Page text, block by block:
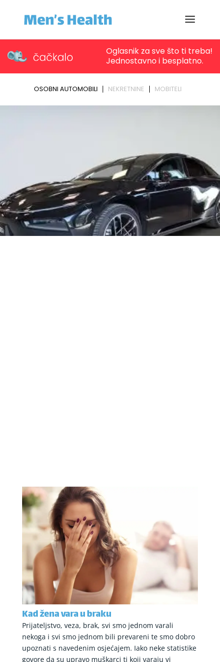
Kad žena vara u braku
Prijateljstvo, veza, brak, svi smo jednom varali
nekoga i svi smo jednom bili prevareni te smo dobro
upoznati s navedenim osjećajem. Iako neke statistike
govore da su upravo muškarci ti koji varaju vi